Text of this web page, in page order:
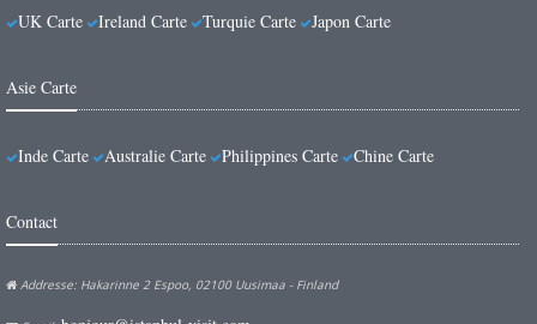
UK Carte Ireland Carte Turquie Carte Japon Carte
Asie Carte
Inde Carte Australie Carte Philippines Carte Chine Carte
Contact
Addresse: Hakarinne 2 Espoo, 02100 Uusimaa - Finland